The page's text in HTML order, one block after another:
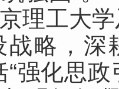
理工大
略，深
“强化思